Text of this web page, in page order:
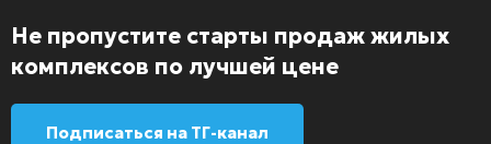
Не пропустите старты продаж жилых
комплексов по лучшей цене
Подписаться на ТГ-канал